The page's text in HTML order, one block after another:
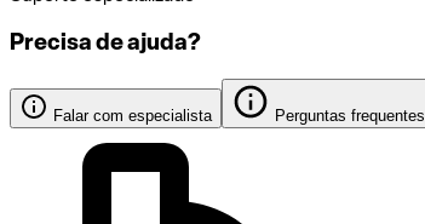
Precisa de ajuda?
Falar com especialista Perguntas frequentes